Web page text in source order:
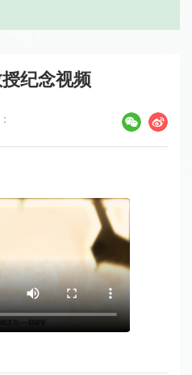
纪念视频